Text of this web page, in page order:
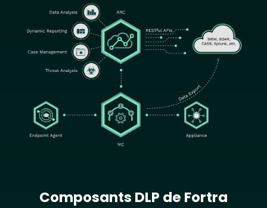
Composants DLP de Fortra